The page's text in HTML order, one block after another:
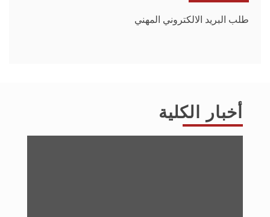
طلب البريد الالكتروني المهني
أخبار الكلية